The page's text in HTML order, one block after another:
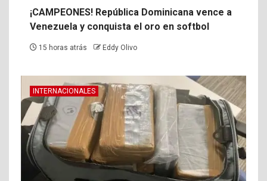
¡CAMPEONES! República Dominicana vence a
Venezuela y conquista el oro en softbol
15 horas atrás Eddy Olivo
INTERNACIONALES